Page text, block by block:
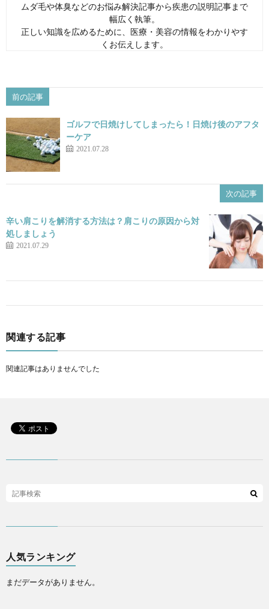
ムダ毛や体臭などのお悩み解決記事から疾患の説明記事まで
幅広く執筆。
正しい知識を広めるために、医療・美容の情報をわかりやす
くお伝えします。
前の記事
ゴルフで日焼けしてしまったら！日焼け後のアフタ
ーケア
2021.07.28
次の記事
辛い肩こりを解消する方法は？肩こりの原因から対
処しましょう
2021.07.29
関連する記事
関連記事はありませんでした
人気ランキング
まだデータがありません。